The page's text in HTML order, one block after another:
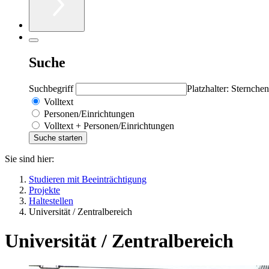
Suche
Suchbegriff
Platzhalter:
Volltext
Personen/Einrichtungen
Volltext + Personen/Einrichtungen
Sie sind hier:
Studieren mit Beeinträchtigung
Projekte
Haltestellen
Universität / Zentralbereich
Universität / Zentralbereich